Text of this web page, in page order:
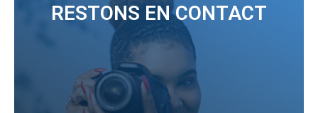
RESTONS EN CONTACT